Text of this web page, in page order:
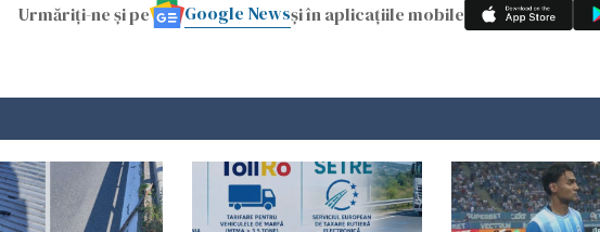
Urmăriți-ne și pe Google Newsși în aplicațiile mobile